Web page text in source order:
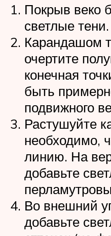
Покрыв веко
светлые тени.
Карандашом
очертите
конечная
быть
подвижного
Растушуйте
необходимо,
линию. На
добавьте
Во внешний
добавьте